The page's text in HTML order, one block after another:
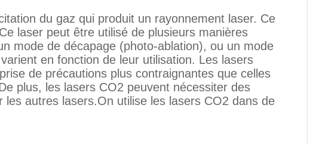
du gaz qui produit un rayonnement laser. Ce
laser peut être utilisé de plusieurs manières
mode de décapage (photo-ablation), ou un mode
en fonction de leur utilisation. Les lasers
de précautions plus contraignantes que celles
plus, les lasers CO2 peuvent nécessiter des
autres lasers.On utilise les lasers CO2 dans de